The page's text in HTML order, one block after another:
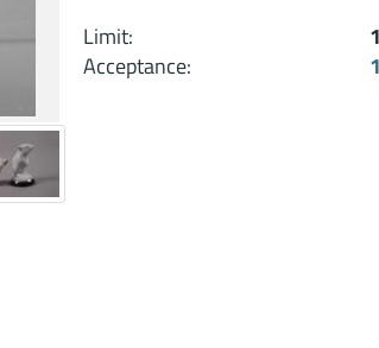
Limit:
Acceptance: